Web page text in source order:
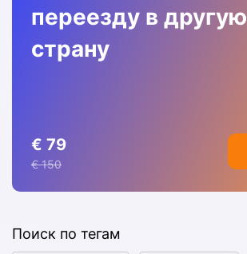
переезду в другую
страну
€ 79
€ 150
Поиск по тегам